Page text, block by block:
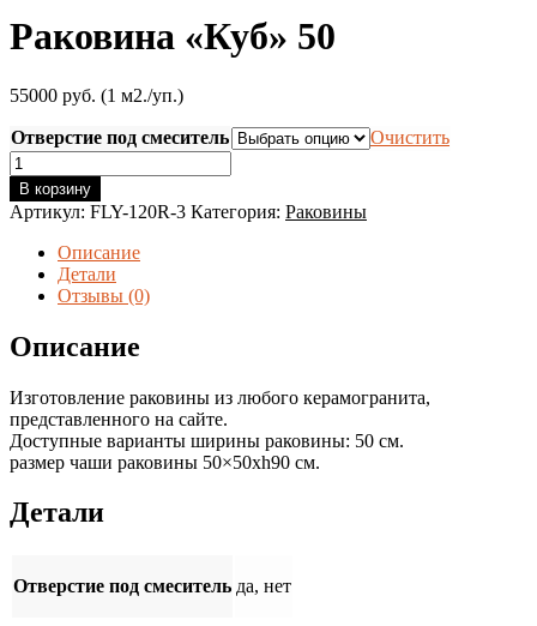
Раковина «Куб» 50
55000 руб. (1 м2./уп.)
Отверстие под смеситель
Очистить
Количество
товара
Раковина
"Куб"
В корзину
Артикул: FLY-120R-3 Категория: Раковины
Описание
Детали
Отзывы (0)
Описание
Изготовление раковины из любого керамогранита,
представленного на сайте.
Доступные варианты ширины раковины: 50 см.
размер чаши раковины 50×50хh90 см.
Детали
Отверстие под смеситель да, нет